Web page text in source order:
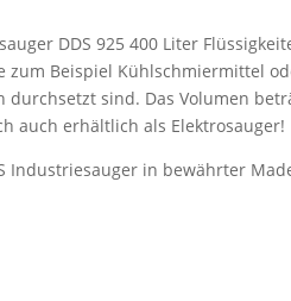
DDS 925 400 Liter
zum Beispiel Kühlschmiermittel
durchsetzt sind. Das Volumen
auch erhältlich als Elektrosauger!
Industriesauger in bewährter